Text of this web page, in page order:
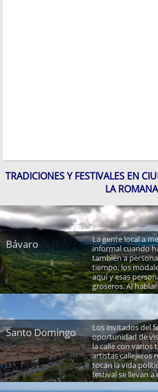
TRADICIONES Y FESTIVALES EN
LA ROMANA
Bávaro
La gente local a
informal cuando
también a
tiempo, los
aquí y esas
groseros. Al
Santo Domingo
Los invitados del
oportunidad de
la calle con varios
artistas callejeros
tocan la vida
festival se llevan a